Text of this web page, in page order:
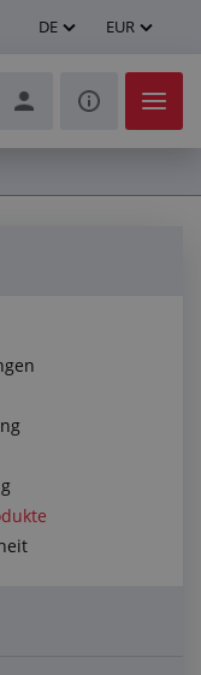
DE EUR